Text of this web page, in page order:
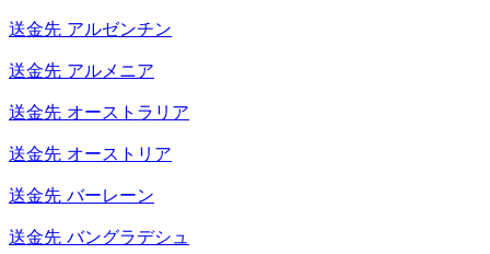
送金先 アルゼンチン
送金先 アルメニア
送金先 オーストラリア
送金先 オーストリア
送金先 バーレーン
送金先 バングラデシュ